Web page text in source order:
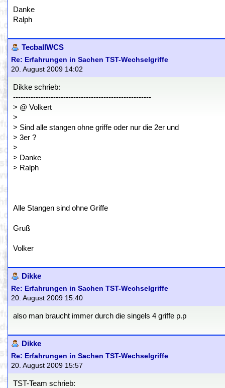
Danke
Ralph
TecballWCS
Re: Erfahrungen in Sachen TST-Wechselgriffe
20. August 2009 14:02
Dikke schrieb:
-------------------------------------------------------
> @ Volkert
>
> Sind alle stangen ohne griffe oder nur die 2er und
> 3er ?
>
> Danke
> Ralph
Alle Stangen sind ohne Griffe
Gruß
Volker
Dikke
Re: Erfahrungen in Sachen TST-Wechselgriffe
20. August 2009 15:40
also man braucht immer durch die singels 4 griffe p.p
Dikke
Re: Erfahrungen in Sachen TST-Wechselgriffe
20. August 2009 15:57
TST-Team schrieb: